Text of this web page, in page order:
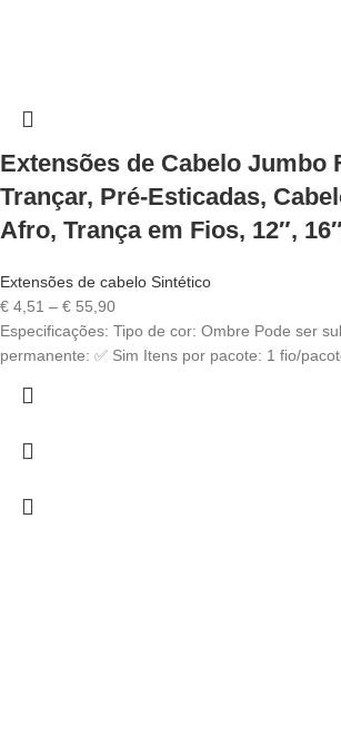
Extensões de Cabelo Jumbo
Trançar, Pré-Esticadas,
Afro, Trança em Fios, 12″,
Extensões de cabelo Sintético
€ 4,51 – € 55,90Price
range:
€ 4,51
Especificações: Tipo de cor: Ombre Pode ser
permanente: ✅ Sim Itens por pacote: 1 fio/